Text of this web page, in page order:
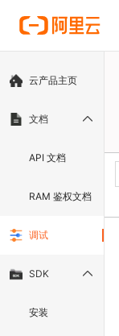
云产品主页
文档
API 文档
RAM 鉴权文档
调试
SDK
安装